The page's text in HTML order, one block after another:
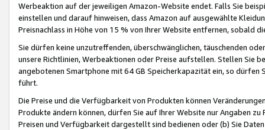
Werbeaktion auf der jeweiligen Amazon-Website endet. Falls Sie
einstellen und darauf hinweisen, dass Amazon auf ausgewählte
Preisnachlass in Höhe von 15 % von Ihrer Website entfernen, sobald
Sie dürfen keine unzutreffenden, überschwänglichen, täuschenden
unsere Richtlinien, Werbeaktionen oder Preise aufstellen. Stellen Sie
angebotenen Smartphone mit 64 GB Speicherkapazität ein, so dürfen
führt.
Die Preise und die Verfügbarkeit von Produkten können
Produkte ändern können, dürfen Sie auf Ihrer Website nur Angaben
Preisen und Verfügbarkeit dargestellt sind bedienen oder (b) Sie